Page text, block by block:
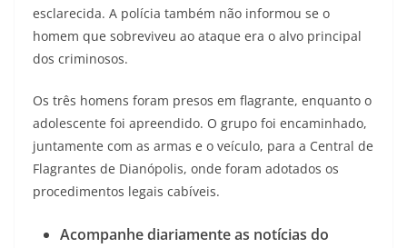
esclarecida. A polícia também não informou se o
homem que sobreviveu ao ataque era o alvo principal
dos criminosos.
Os três homens foram presos em flagrante, enquanto o
adolescente foi apreendido. O grupo foi encaminhado,
juntamente com as armas e o veículo, para a Central de
Flagrantes de Dianópolis, onde foram adotados os
procedimentos legais cabíveis.
Acompanhe diariamente as notícias do